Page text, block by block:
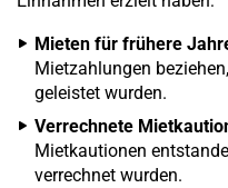
Mieten für frühere
Mietzahlungen
geleistet wurden.
Verrechnete
Mietkautionen
verrechnet wurden.